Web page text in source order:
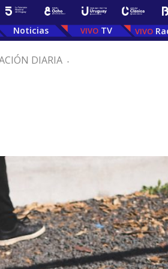
Noticias TV
DIARIA .